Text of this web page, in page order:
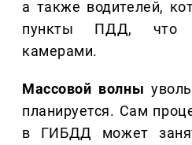
а также водителей,
пункты ПДД, что
камерами.
Массовой волны
планируется. Сам
в ГИБДД может